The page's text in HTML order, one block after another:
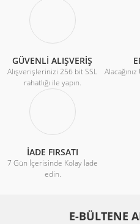
GÜVENLİ ALIŞVERİŞ
Alışverişlerinizi 256 bit SSL
rahatlığı ile yapın.
İADE FIRSATI
7 Gün İçerisinde Kolay İade
edin.
E-BÜLTENE